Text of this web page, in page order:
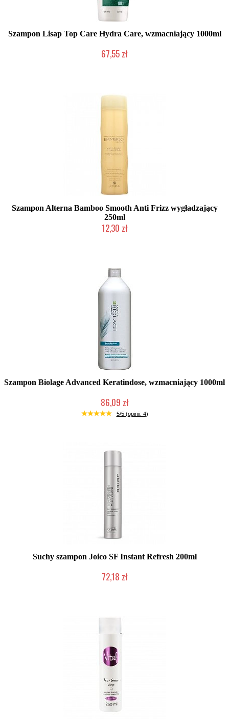
Szampon Lisap Top Care Hydra Care, wzmacniający 1000ml
67,55 zł
Szampon Alterna Bamboo Smooth Anti Frizz wygładzający
250ml
12,30 zł
Szampon Biolage Advanced Keratindose, wzmacniający 1000ml
86,09 zł
Produkt wycofany
5/5 (opinii: 4)
Suchy szampon Joico SF Instant Refresh 200ml
72,18 zł